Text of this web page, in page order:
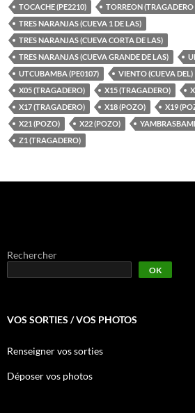
TOCACHE (PE2210)
TORREON (TRAGADERO
TRES NARANJAS (CUEVA 1 DE LAS)
TRES NARANJAS (CUEVA CORTA DE LAS)
TRES NARANJAS (CUEVA GRANDE DE LAS)
UTCUBAMBA (PE0107)
VIENTO (CUEVA DEL)
X05 (TRAGADERO)
X15 (TRAGADERO)
X17 (TRAGADERO)
X18 (POZO) X19
X21 (POZO)
X22 (POZO)
Z1 (TRAGADERO)
Rechercher
OK
VOS SORTIES / VOS PHOTOS
Renseigner vos sorties
Déposer vos photos